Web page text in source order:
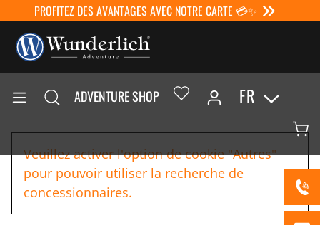
PROFITEZ DES AVANTAGES AVEC NOTRE CARTE 💳✨
ADVENTURE SHOP FR
Veuillez activer l'option de cookie "Autres"
pour pouvoir utiliser la recherche de
concessionnaires.